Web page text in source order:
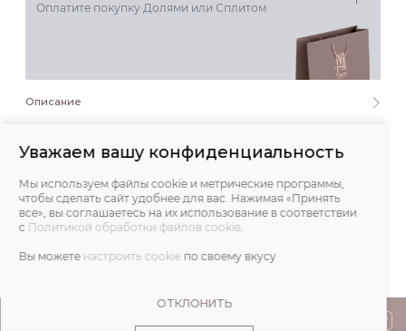
Оплатите покупку Долями или Сплитом
Описание
Состав и уход
Обмеры
Уважаем вашу конфиденциальность
Мы используем файлы cookie и метрические программы,
чтобы сделать сайт удобнее для вас. Нажимая «Принять
все», вы соглашаетесь на их использование в соответствии
с Политикой обработки файлов cookie.
Вы можете настроить cookie по своему вкусу
ОТКЛОНИТЬ